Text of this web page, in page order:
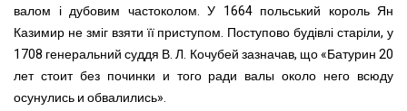
валом і дубовим частоколом. У 1664 польський король Ян
Казимир не зміг взяти її приступом. Поступово будівлі старіли, у
1708 генеральний суддя В. Л. Кочубей зазначав, що «Батурин 20
лет стоит без починки и того ради валы около него всюду
осунулись и обвалились».